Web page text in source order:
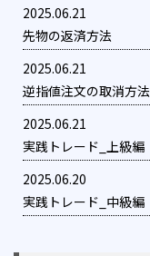
2025.06.21
先物の返済方法
2025.06.21
逆指値注文の取消方法
2025.06.21
実践トレード_上級編
2025.06.20
実践トレード_中級編